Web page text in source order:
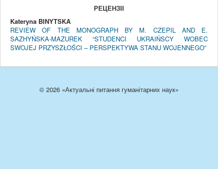
РЕЦЕНЗII
Kateryna BINYTSKA
REVIEW OF THE MONOGRAPH BY M. CZEPIL AND E.
SAZHYŃSKA-MAZUREK “STUDENCI UKRAIŃSCY WOBEC
SWOJEJ PRZYSZŁOŚCI – PERSPEKTYWA STANU WOJENNEGO”
© 2026 «Актуальні питання гуманітарних наук»